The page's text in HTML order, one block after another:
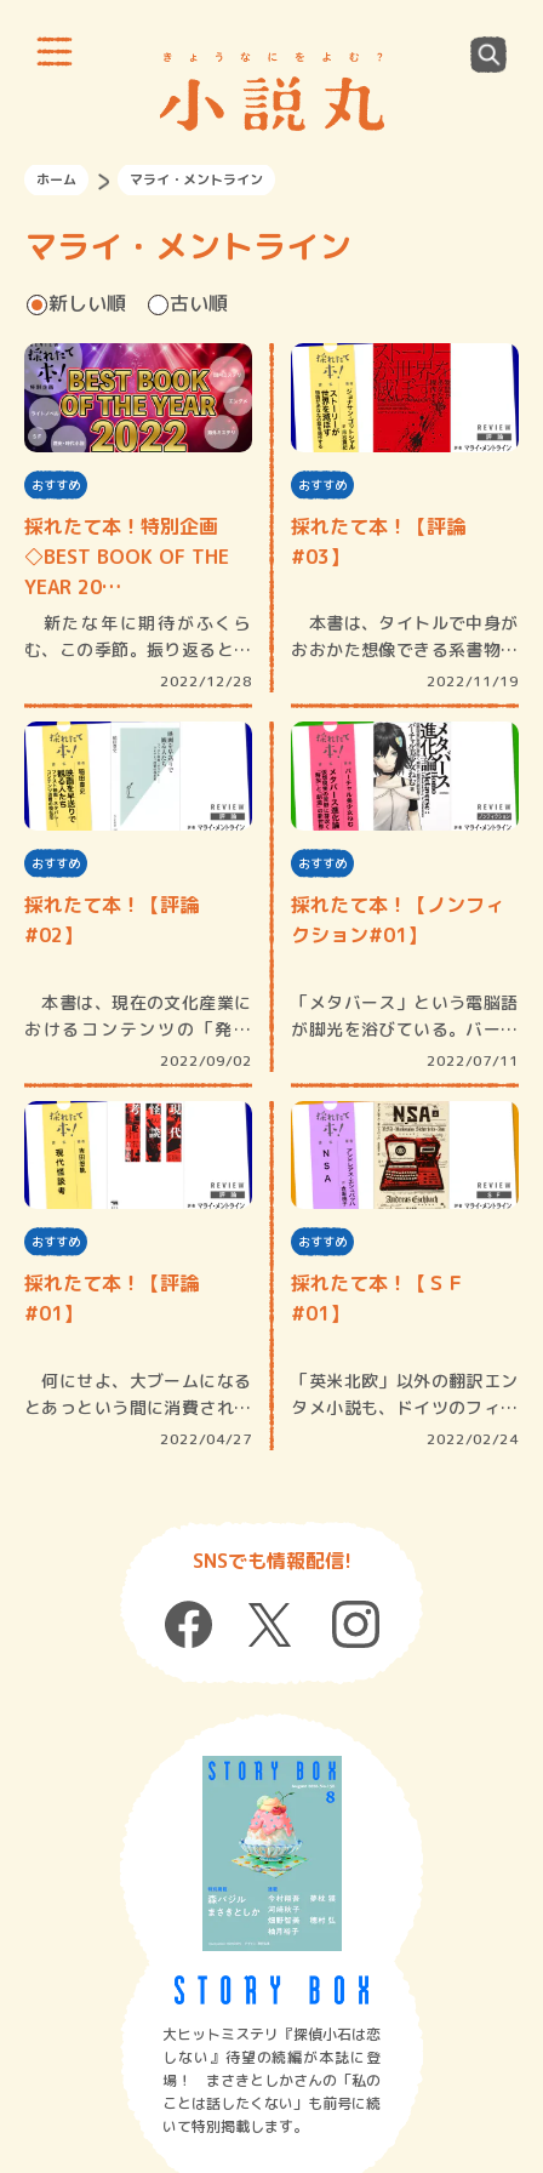
ホーム マライ・メントライン
マライ・メントライン
新しい順 古い順
おすすめ
採れたて本！特別企画
◇BEST BOOK OF THE
YEAR 20…
新たな年に期待がふくら
む、この季節。振り返ると、
2022/12/28
おすすめ
採れたて本！【評論
#03】
本書は、タイトルで中身が
おおかた想像できる系書物の
2022/11/19
おすすめ
採れたて本！【評論
#02】
本書は、現在の文化産業に
おけるコンテンツの「発信
2022/09/02
おすすめ
採れたて本！【ノンフィ
クション#01】
「メタバース」という電脳語
が脚光を浴びている。バーチ
2022/07/11
おすすめ
採れたて本！【評論
#01】
何にせよ、大ブームになる
とあっという間に消費され尽
2022/04/27
おすすめ
採れたて本！【ＳＦ
#01】
「英米北欧」以外の翻訳エン
タメ小説も、ドイツのフィツ
2022/02/24
SNSでも情報配信!
大ヒットミステリ『探偵小石は恋
しない』待望の続編が本誌に登
場！ まさきとしかさんの「私の
ことは話したくない」も前号に続
いて特別掲載します。